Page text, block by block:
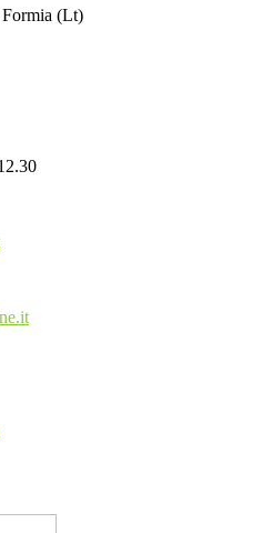
(Lt)